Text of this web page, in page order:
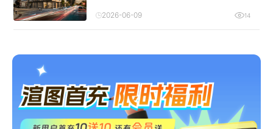
2026-06-09 14